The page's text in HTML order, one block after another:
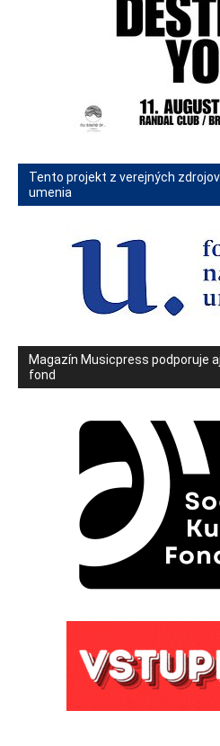
Tento projekt z verejných
umenia
Magazín Musicpress podporuje
fond